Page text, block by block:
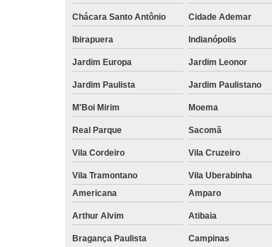
Chácara Santo Antônio Cidade Ademar
Ibirapuera Indianópolis
Jardim Europa Jardim Leonor
Jardim Paulista Jardim Paulistano
M'Boi Mirim Moema
Real Parque Sacomã
Vila Cordeiro Vila Cruzeiro
Vila Tramontano Vila Uberabinha
Americana
Amparo
Arthur Alvim Atibaia
Bragança Paulista Campinas